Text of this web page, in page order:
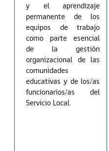
y el aprendizaje
permanente de los
equipos de trabajo
como parte esencial
de la gestión
organizacional de las
comunidades
educativas y de los/as
funcionarios/as del
Servicio Local.